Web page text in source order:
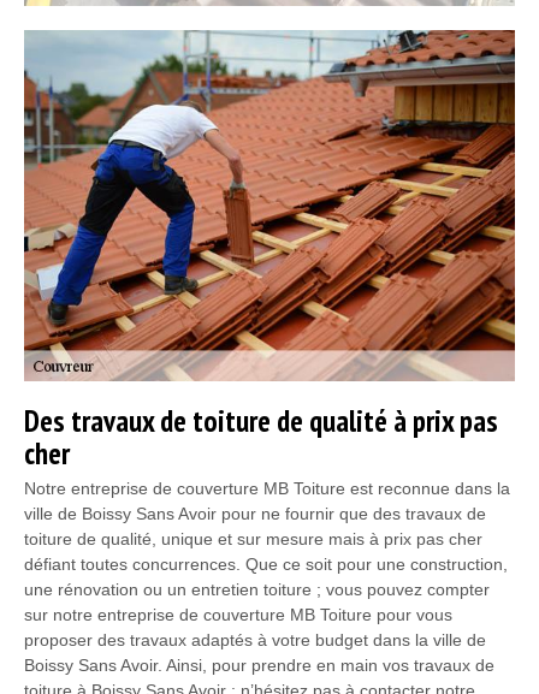
Des travaux de toiture de qualité à prix pas
cher
Notre entreprise de couverture MB Toiture est reconnue dans la
ville de Boissy Sans Avoir pour ne fournir que des travaux de
toiture de qualité, unique et sur mesure mais à prix pas cher
défiant toutes concurrences. Que ce soit pour une construction,
une rénovation ou un entretien toiture ; vous pouvez compter
sur notre entreprise de couverture MB Toiture pour vous
proposer des travaux adaptés à votre budget dans la ville de
Boissy Sans Avoir. Ainsi, pour prendre en main vos travaux de
toiture à Boissy Sans Avoir ; n’hésitez pas à contacter notre